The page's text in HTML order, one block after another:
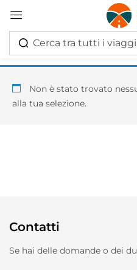
Non è stato trovato
alla tua selezione.
Contatti
Se hai delle domande o dei